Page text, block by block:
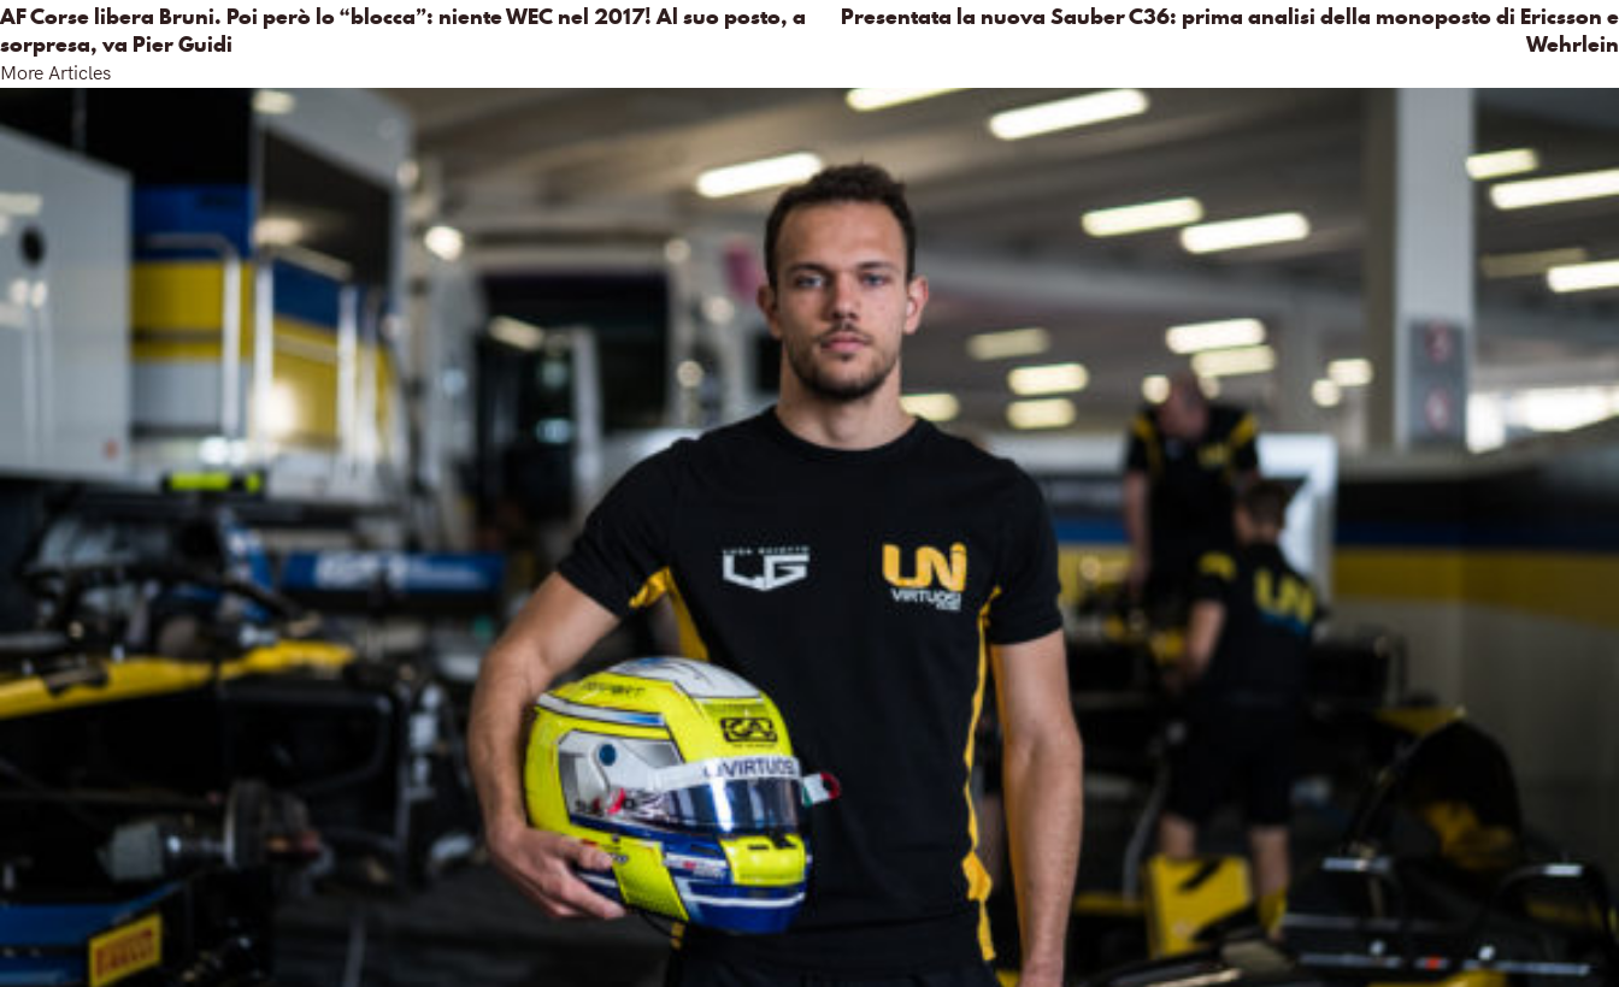
navigation
AF Corse libera Bruni. Poi però lo “blocca”: niente WEC nel 2017! Al suo posto, a
sorpresa, va Pier Guidi
Presentata la nuova Sauber C36: prima analisi della monoposto di Ericsson e
Wehrlein
More Articles